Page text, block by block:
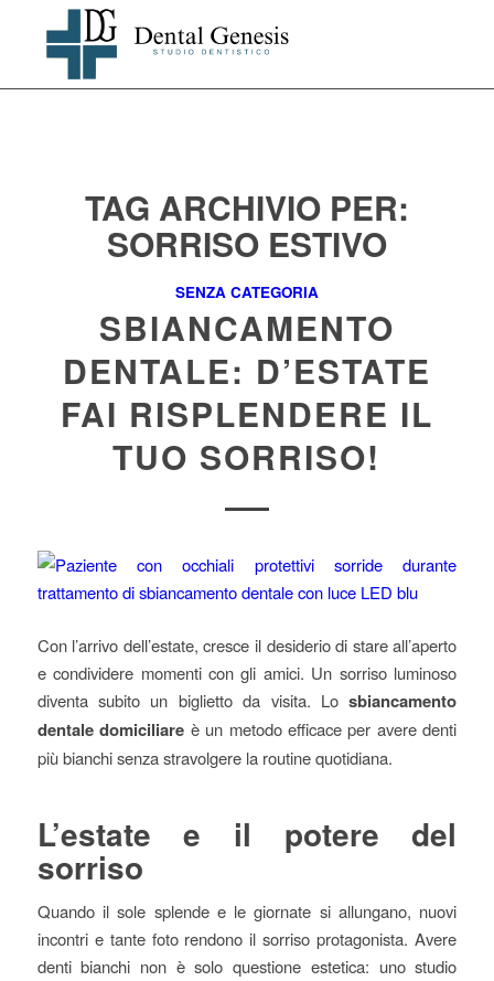
TAG ARCHIVIO PER:
SORRISO ESTIVO
SENZA CATEGORIA
SBIANCAMENTO
DENTALE: D’ESTATE
FAI RISPLENDERE IL
TUO SORRISO!
Con l’arrivo dell’estate, cresce il desiderio di stare all’aperto
e condividere momenti con gli amici. Un sorriso luminoso
diventa subito un biglietto da visita. Losbiancamento
dentale domiciliare è un metodo efficace per avere denti
più bianchi senza stravolgere la routine quotidiana.
L’estate e il potere del
sorriso
Quando il sole splende e le giornate si allungano, nuovi
incontri e tante foto rendono il sorriso protagonista. Avere
denti bianchi non è solo questione estetica: uno studio